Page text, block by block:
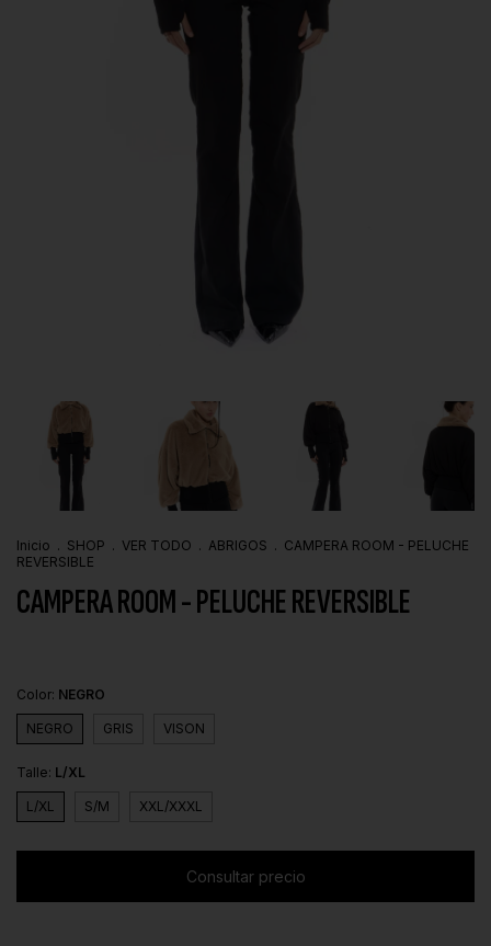
Inicio . SHOP . VER TODO . ABRIGOS . CAMPERA ROOM - PELUCHE
REVERSIBLE
CAMPERA ROOM - PELUCHE REVERSIBLE
Color: NEGRO
NEGRO GRIS VISON
Talle: L/XL
L/XL S/M XXL/XXXL